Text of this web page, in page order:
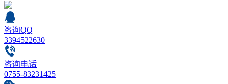
咨询QQ
3394522630
咨询电话
0755-83231425